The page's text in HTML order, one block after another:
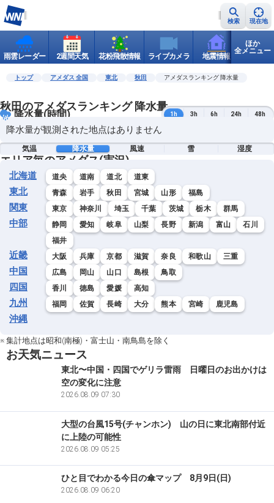
検索 現在地
雨雲レーダー 2週間天気 花粉飛散情報 ライブカメラ 地震情報 世界天
ほか
全メニュー
トップ アメダス 全国 東北 秋田 アメダスランキング 降水量
秋田のアメダスランキング 降水量
降水量(時間) 1h 3h 6h 24h 48h
降水量が観測された地点はありません
気温 降水量 風速 雪 湿度
エリア毎のアメダス(実況)
北海道 道央 道南 道北 道東
東北 青森 岩手 秋田 宮城 山形 福島
関東 東京 神奈川 埼玉 千葉 茨城 栃木 群馬
中部 静岡 愛知 岐阜 山梨 長野 新潟 富山
石川
福井
近畿 大阪 兵庫 京都 滋賀 奈良 和歌山 三重
中国 広島 岡山 山口 島根 鳥取
四国 香川 徳島 愛媛 高知
九州 福岡 佐賀 長崎 大分 熊本 宮崎 鹿児島
沖縄
※ 集計地点は昭和(南極)・富士山・南鳥島を除く
お天気ニュース
東北〜中国・四国でゲリラ雷雨 日曜日のお出かけは
空の変化に注意
2026.08.09 07:30
大型の台風15号(チャンホン) 山の日に東北南部付近
に上陸の可能性
2026.08.09 05:25
ひと目でわかる今日の傘マップ 8月9日(日)
2026.08.09 06:20